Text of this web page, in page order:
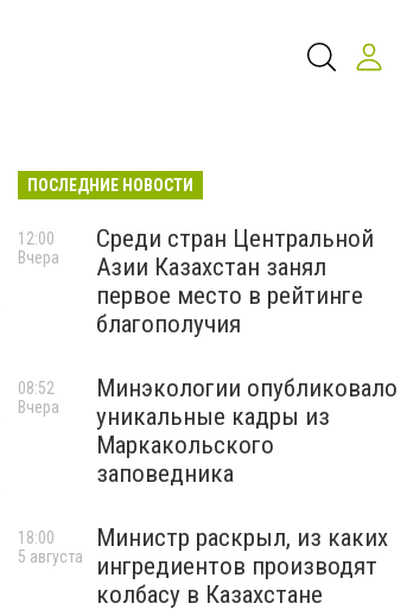
ПОСЛЕДНИЕ НОВОСТИ
Среди стран Центральной
Азии Казахстан занял
первое место в рейтинге
благополучия
12:00
Вчера
Минэкологии опубликовало
уникальные кадры из
Маркакольского
заповедника
08:52
Вчера
Министр раскрыл, из каких
ингредиентов производят
колбасу в Казахстане
18:00
5 августа